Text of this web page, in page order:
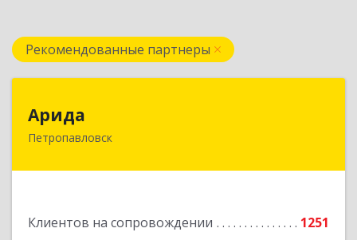
Рекомендованные партнеры
Арида
Петропавловск
Клиентов на сопровождении
1251
150013, Казахстан, СКО, г.Петропавловск,